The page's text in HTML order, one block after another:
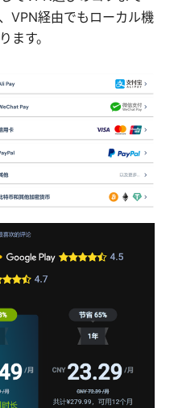
VPN経由でもローカル機
ます。